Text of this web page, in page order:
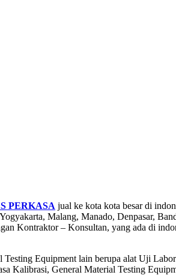
PERKASA jual ke kota kota besar di
Malang, Manado, Denpasar,
Kontraktor – Konsultan, yang ada di
Equipment lain berupa alat Uji
Kalibrasi, General Material Testing